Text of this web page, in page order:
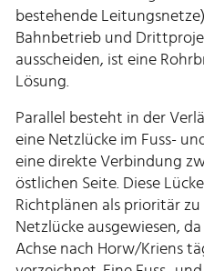
bestehende
Bahnbetrieb und
ausscheiden, ist eine
Lösung.
Parallel besteht in der
eine Netzlücke im Fuss-
eine direkte Verbindung
östlichen Seite. Diese
Richtplänen als prioritär
Netzlücke ausgewiesen,
Achse nach Horw/Kriens